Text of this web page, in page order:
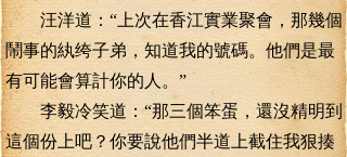
汪洋道：“上次在香江實業聚會，那幾個
鬧事的紈绔子弟，知道我的號碼。他們是最
有可能會算計你的人。”
李毅冷笑道：“那三個笨蛋，還沒精明到
這個份上吧？你要說他們半道上截住我狠揍